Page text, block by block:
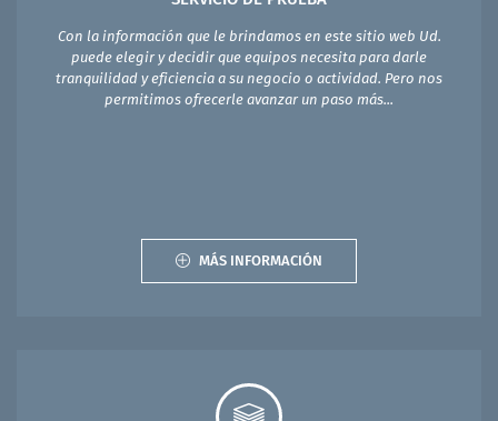
Con la información que le brindamos en este sitio web Ud.
puede elegir y decidir que equipos necesita para darle
tranquilidad y eficiencia a su negocio o actividad. Pero nos
permitimos ofrecerle avanzar un paso más...
MÁS INFORMACIÓN